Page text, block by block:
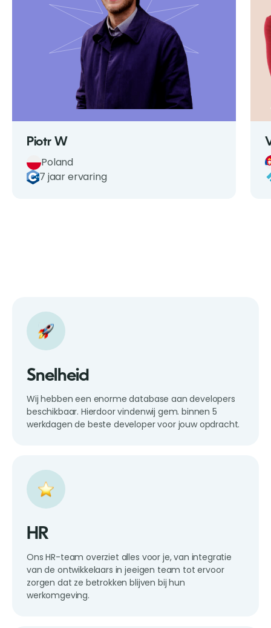
Piotr W
Poland
7 jaar ervaring
Snelheid
Wij hebben een enorme database aan developers
beschikbaar. Hierdoor vindenwij gem. binnen 5
werkdagen de beste developer voor jouw opdracht.
HR
Ons HR-team overziet alles voor je, van integratie
van de ontwikkelaars in jeeigen team tot ervoor
zorgen dat ze betrokken blijven bij hun
werkomgeving.